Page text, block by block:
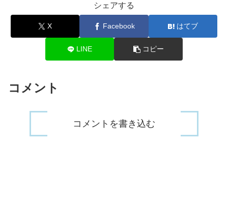
シェアする
X Facebook はてブ
LINE コピー
コメント
コメントを書き込む